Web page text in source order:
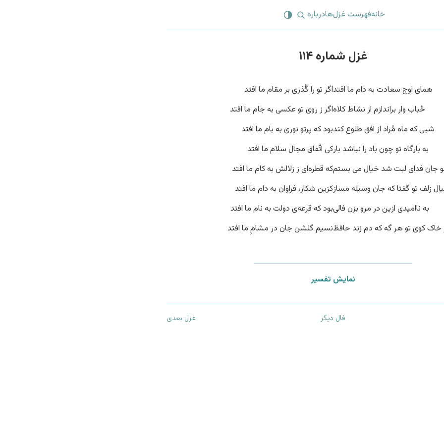
خانهفهرست غزل‌هادرباره
غزل شماره ۱۱۴
همای اوج سعادت به دام ما افتداگر تو را گُذری بر مقام ما افتد
حُباب وار براندازم از نشاط کلاهاگر ز روی تو عکسی به جام ما افتد
شبی که ماه مُراد از افق طلوع کندبود که پرتو نوری به بام ما افتد
به بارگاه تو چون باد را نباشد بارکی اتّفاق مجال سلام ما افتد
جان فدای لبت شد خیال می بستمکه قطره‌ای ز زلالش به کام ما افتد
زلف تو گفتا که جان وسیله مسازکزین شکار، فراوان به دام ما افتد
به ناامیدی ازین در مرو بزن فالیبود که قرعه‌ی دولت به نام ما افتد
خاک کوی تو هر گه که دم زند حافظنسیم گلشن جان در مشامِ ما افتد
نمایش تفسیر
فال دیگر غزل بعدی